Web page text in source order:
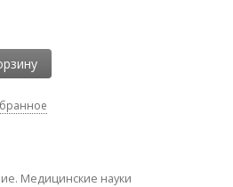
Медицинские науки